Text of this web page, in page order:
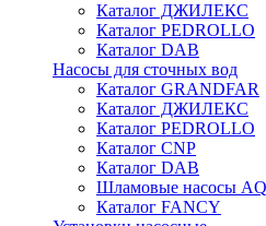
Каталог ДЖИЛЕКС
Каталог PEDROLLO
Каталог DAB
Насосы для сточных вод
Каталог GRANDFAR
Каталог ДЖИЛЕКС
Каталог PEDROLLO
Каталог CNP
Каталог DAB
Шламовые насосы
Каталог FANCY